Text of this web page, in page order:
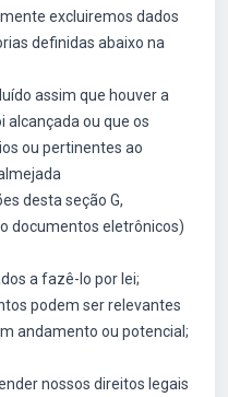
excluiremos dados
definidas abaixo na
assim que houver a
alcançada ou que os
ou pertinentes ao
desta seção G,
documentos eletrônicos)
a fazê-lo por lei;
podem ser relevantes
andamento ou potencial;
nossos direitos legais